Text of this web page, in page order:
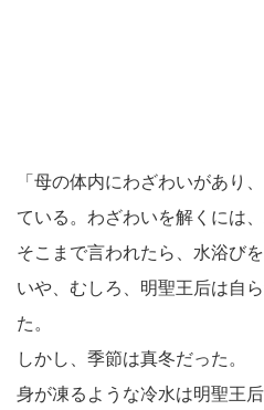
「母の体内にわざわいがあり
ている。わざわいを解くには
そこまで言われたら、水浴び
いや、むしろ、明聖王后は自
た。
しかし、季節は真冬だった。
身が凍るような冷水は明聖王